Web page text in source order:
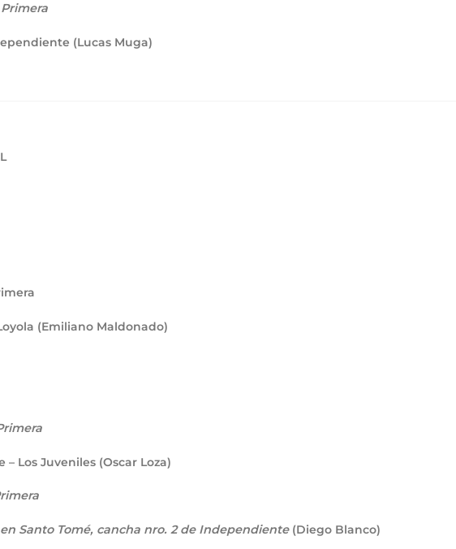
(Lucas Muga)
(Emiliano Maldonado)
Los Juveniles (Oscar Loza)
en Santo Tomé, cancha nro. 2 de Independiente(Diego Blanco)